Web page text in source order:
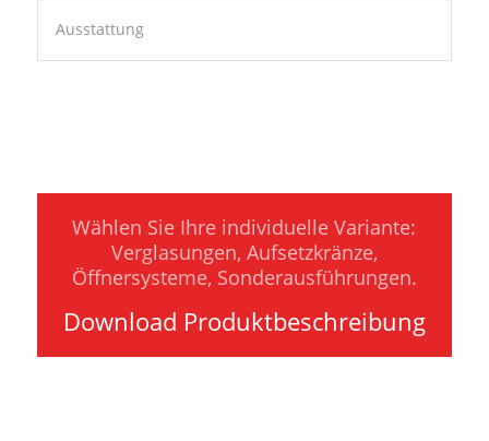
Ausstattung
Wählen Sie Ihre individuelle Variante:
Verglasungen, Aufsetzkränze,
Öffnersysteme, Sonderausführungen.
Download Produktbeschreibung